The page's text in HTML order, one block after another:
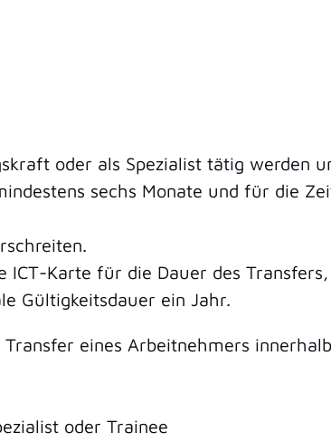
oder als Spezialist tätig werden
sechs Monate und für die
Karte für die Dauer des
Gültigkeitsdauer ein Jahr.
eines Arbeitnehmers
oder Trainee